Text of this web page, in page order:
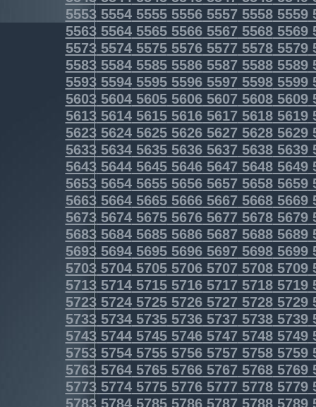
5553555455555556555755585559
5563556455655566556755685569
5573557455755576557755785579
5583558455855586558755885589
5593559455955596559755985599
5603560456055606560756085609
5613561456155616561756185619
5623562456255626562756285629
5633563456355636563756385639
5643564456455646564756485649
5653565456555656565756585659
5663566456655666566756685669
5673567456755676567756785679
5683568456855686568756885689
5693569456955696569756985699
5703570457055706570757085709
5713571457155716571757185719
5723572457255726572757285729
5733573457355736573757385739
5743574457455746574757485749
5753575457555756575757585759
5763576457655766576757685769
5773577457755776577757785779
5783578457855786578757885789